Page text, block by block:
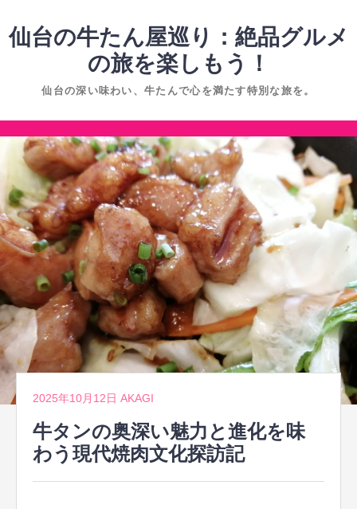
ン
へ
ス
ッ
プ
仙台の牛たん屋巡り：絶品グルメ
の旅を楽しもう！
仙台の深い味わい、牛たんで心を満たす特別な旅を。
コ
ン
テ
ン
ツ
へ
ス
キ
ッ
プ
2025年10月12日 AKAGI
牛タンの奥深い魅力と進化を味
わう現代焼肉文化探訪記